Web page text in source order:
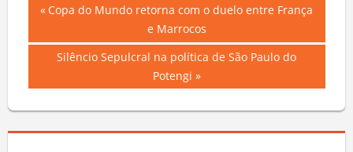
Navegação
de
Previous
Copa do Mundo retorna com o duelo entre França
e Marrocos
Next
Silêncio Sepulcral na política de São Paulo do
Potengi